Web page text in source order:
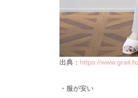
出典： https://
・服が安い